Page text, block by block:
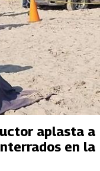
aplasta a
en la